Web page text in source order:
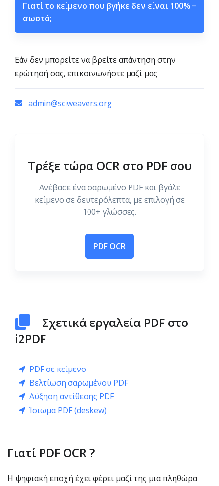
Γιατί το κείμενο που βγήκε δεν είναι 100%
σωστό;
−
Εάν δεν μπορείτε να βρείτε απάντηση στην
ερώτησή σας, επικοινωνήστε μαζί μας
admin@sciweavers.org
Τρέξε τώρα OCR στο PDF σου
Ανέβασε ένα σαρωμένο PDF και βγάλε
κείμενο σε δευτερόλεπτα, με επιλογή σε
100+ γλώσσες.
PDF OCR
Σχετικά εργαλεία PDF στο
i2PDF
PDF σε κείμενο
Βελτίωση σαρωμένου PDF
Αύξηση αντίθεσης PDF
Ίσιωμα PDF (deskew)
Γιατί PDF OCR ?
Η ψηφιακή εποχή έχει φέρει μαζί της μια πληθώρα